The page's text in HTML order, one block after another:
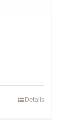
Details